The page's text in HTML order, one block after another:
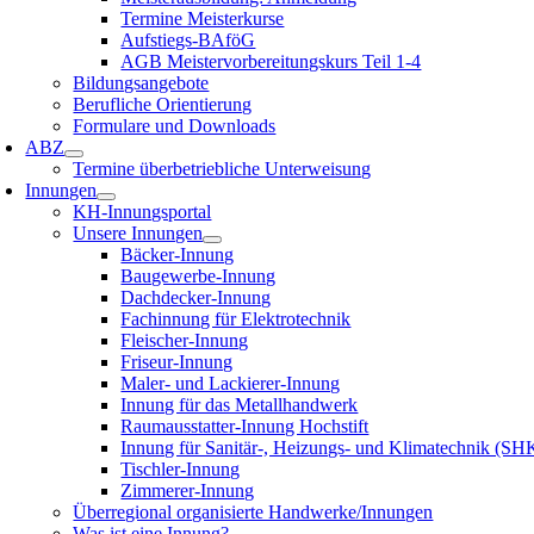
Termine Meisterkurse
Aufstiegs-BAföG
AGB Meistervorbereitungskurs Teil 1-4
Bildungsangebote
Berufliche Orientierung
Formulare und Downloads
ABZ
Termine überbetriebliche Unterweisung
Innungen
KH-Innungsportal
Unsere Innungen
Bäcker-Innung
Baugewerbe-Innung
Dachdecker-Innung
Fachinnung für Elektrotechnik
Fleischer-Innung
Friseur-Innung
Maler- und Lackierer-Innung
Innung für das Metallhandwerk
Raumausstatter-Innung Hochstift
Innung für Sanitär-, Heizungs- und Klimatechnik
Tischler-Innung
Zimmerer-Innung
Überregional organisierte Handwerke/Innungen